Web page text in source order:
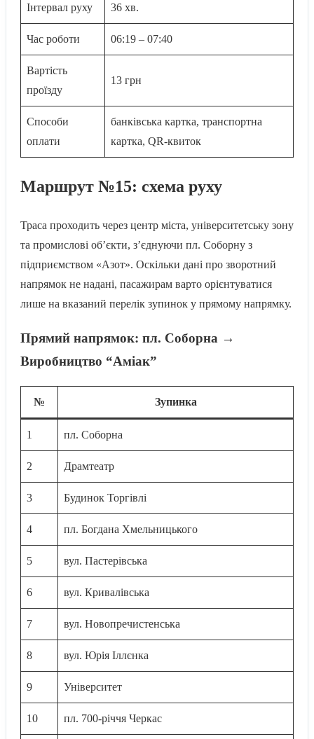
Інтервал руху 36 хв.
Час роботи 06:19 – 07:40
Вартість
проїзду
13 грн
Способи
оплати
банківська картка, транспортна
картка, QR-квиток
Маршрут №15: схема руху
Траса проходить через центр міста, університетську зону
та промислові об’єкти, з’єднуючи пл. Соборну з
підприємством «Азот». Оскільки дані про зворотний
напрямок не надані, пасажирам варто орієнтуватися
лише на вказаний перелік зупинок у прямому напрямку.
Прямий напрямок: пл. Соборна →
Виробництво “Аміак”
№ Зупинка
1 пл. Соборна
2 Драмтеатр
3 Будинок Торгівлі
4 пл. Богдана Хмельницького
5 вул. Пастерівська
6 вул. Кривалівська
7 вул. Новопречистенська
8 вул. Юрія Іллєнка
9 Університет
10 пл. 700-річчя Черкас